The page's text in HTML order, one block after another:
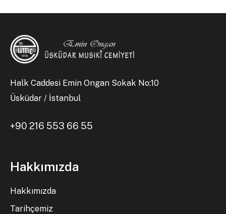
Halk Caddesi Emin Ongan Sokak No:10
Üsküdar / İstanbul
+90 216 553 66 55
Hakkımızda
Hakkımızda
Tarihçemiz